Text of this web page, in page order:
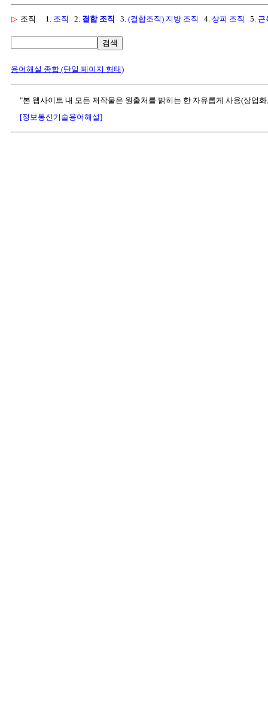
▷ 조직 1. 조직 2. 결합 조직 3. (결합조직) 지방 조직 4. 상피 조직 5. 근
검색
용어해설 종합 (단일 페이지 형태)
"본 웹사이트 내 모든 저작물은 원출처를 밝히는 한 자유롭게 사용(상업
[정보통신기술용어해설]